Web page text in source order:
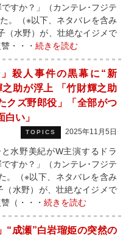
すか？」（カンテレ･フジテ
。（※以下、ネタバレを含み
水野）が、壮絶なイジメで
・・・ 続きを読む
」殺人事件の黒幕に“新
之助が浮上 「竹財輝之助
クズ野郎役」「全部がつ
白い」
TOPICS 2025年11月5日
水野美紀がW主演するドラ
すか？」（カンテレ･フジテ
。（※以下、ネタバレを含み
水野）が、壮絶なイジメで
（・・・ 続きを読む
“成瀬”白岩瑠姫の突然の